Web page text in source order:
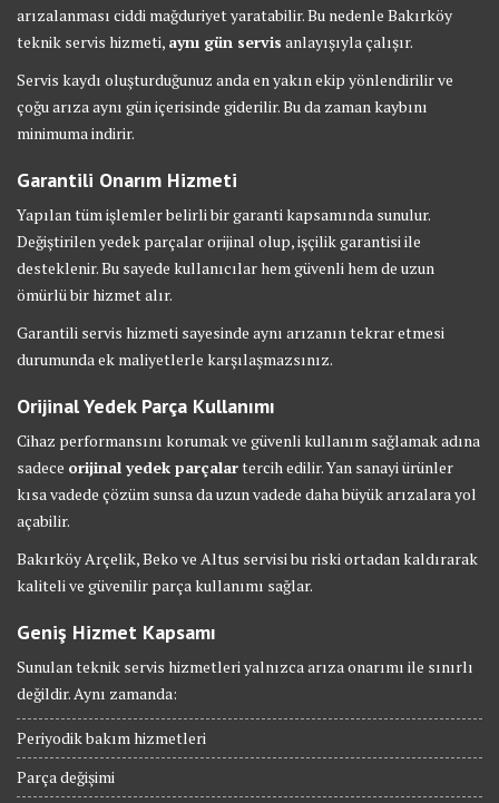
arızalanması ciddi mağduriyet yaratabilir. Bu nedenle Bakırköy
teknik servis hizmeti, aynı gün servis anlayışıyla çalışır.
Servis kaydı oluşturduğunuz anda en yakın ekip yönlendirilir ve
çoğu arıza aynı gün içerisinde giderilir. Bu da zaman kaybını
minimuma indirir.
Garantili Onarım Hizmeti
Yapılan tüm işlemler belirli bir garanti kapsamında sunulur.
Değiştirilen yedek parçalar orijinal olup, işçilik garantisi ile
desteklenir. Bu sayede kullanıcılar hem güvenli hem de uzun
ömürlü bir hizmet alır.
Garantili servis hizmeti sayesinde aynı arızanın tekrar etmesi
durumunda ek maliyetlerle karşılaşmazsınız.
Orijinal Yedek Parça Kullanımı
Cihaz performansını korumak ve güvenli kullanım sağlamak adına
sadece orijinal yedek parçalartercih edilir. Yan sanayi ürünler
kısa vadede çözüm sunsa da uzun vadede daha büyük arızalara yol
açabilir.
Bakırköy Arçelik, Beko ve Altus servisi bu riski ortadan kaldırarak
kaliteli ve güvenilir parça kullanımı sağlar.
Geniş Hizmet Kapsamı
Sunulan teknik servis hizmetleri yalnızca arıza onarımı ile sınırlı
değildir. Aynı zamanda:
Periyodik bakım hizmetleri
Parça değişimi